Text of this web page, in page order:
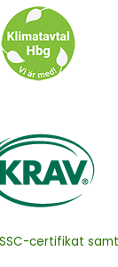
certifikat